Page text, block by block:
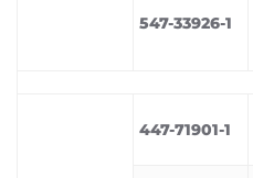
547-33926-1
447-71901-1